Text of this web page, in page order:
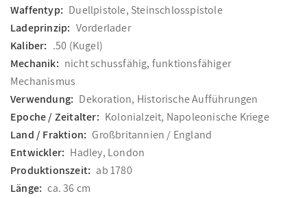
Waffentyp: Duellpistole, Steinschlosspistole
Ladeprinzip: Vorderlader
Kaliber: .50 (Kugel)
Mechanik: nicht schussfähig, funktionsfähiger
Mechanismus
Verwendung: Dekoration, Historische Aufführungen
Epoche / Zeitalter: Kolonialzeit, Napoleonische Kriege
Land / Fraktion: Großbritannien / England
Entwickler: Hadley, London
Produktionszeit: ab 1780
Länge: ca. 36 cm